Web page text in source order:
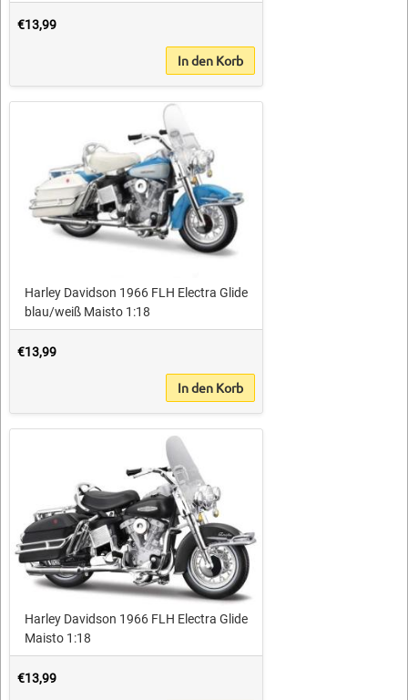
€13,99
In den Korb
Harley Davidson 1966 FLH Electra Glide
blau/weiß Maisto 1:18
€13,99
In den Korb
Harley Davidson 1966 FLH Electra Glide
Maisto 1:18
€13,99